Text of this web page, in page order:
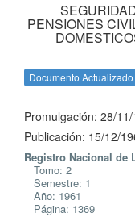
PENSIONES
Documento Actualizado
Promulgación: 28/11/
Publicación: 15/12/
Registro Nacional de
Tomo: 2
Semestre: 1
Año: 1961
Página: 1369